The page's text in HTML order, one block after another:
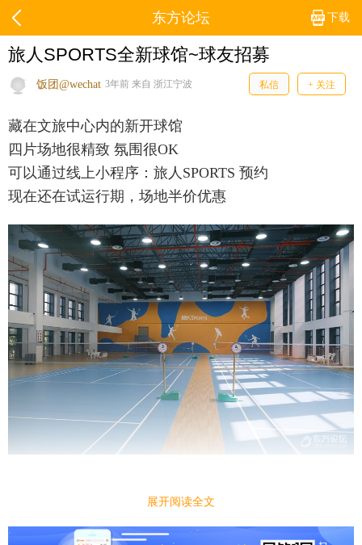
下载
东方论坛
旅人SPORTS全新球馆~球友招募
饭团@wechat 3年前 来自 浙江宁波 私信 + 关注
藏在文旅中心内的新开球馆
四片场地很精致 氛围很OK
可以通过线上小程序：旅人SPORTS 预约
现在还在试运行期，场地半价优惠
展开阅读全文